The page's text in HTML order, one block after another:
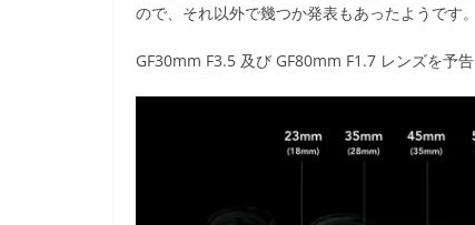
ので、それ以外で幾つか発表もあったようです。
GF30mm F3.5 及び GF80mm F1.7 レンズを予告